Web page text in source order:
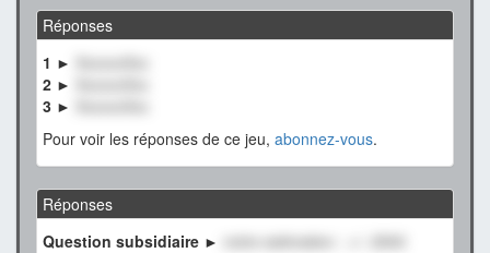
Réponses
1 ►
XxxxxxXxx
2 ►
3 ►
Pour voir les réponses de ce jeu, abonnez-vous.
Réponses
Question subsidiaire ►
notre estimation : +/- 2500